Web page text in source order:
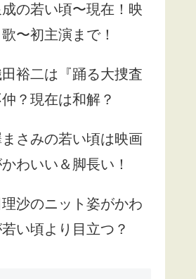
成の若い頃〜現在！映
〜初主演まで！
裕二は『踊る大捜査
？現在は和解？
まさみの若い頃は映画
わいい＆脚長い！
理沙のニット姿がかわ
い頃より目立つ？